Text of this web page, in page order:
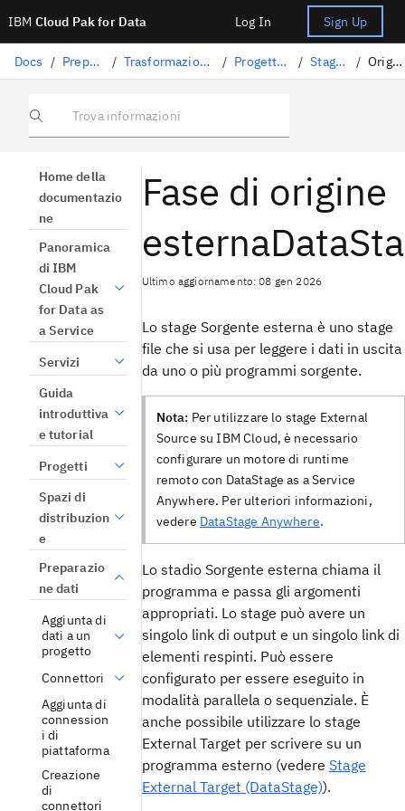
IBM Cloud Pak for Data Log In Sign Up
Docs / Preparazione dati / Trasformazione dei dati con DataStage / Progettazione dei flussi / Stage DataStage / Origine esterna
Trova informazioni
Home della
documentazio
ne
Panoramica
di IBM
Cloud Pak
for Data as
a Service
Servizi
Guida
introduttiva
e tutorial
Progetti
Spazi di
distribuzion
e
Preparazio
ne dati
Aggiunta di
dati a un
progetto
Connettori
Aggiunta di
connession
i di
piattaforma
Creazione
di
connettori
Fase di origine
Ultimo aggiornamento: 08 gen 2026
Lo stage Sorgente esterna è uno stage
file che si usa per leggere i dati in uscita
da uno o più programmi sorgente.
Nota: Per utilizzare lo stage External
Source su IBM Cloud, è necessario
configurare un motore di runtime
remoto con DataStage as a Service
Anywhere. Per ulteriori informazioni,
vedere DataStage Anywhere.
Lo stadio Sorgente esterna chiama il
programma e passa gli argomenti
appropriati. Lo stage può avere un
singolo link di output e un singolo link di
elementi respinti. Può essere
configurato per essere eseguito in
modalità parallela o sequenziale. È
anche possibile utilizzare lo stage
External Target per scrivere su un
programma esterno (vedere Stage
External Target (DataStage)).